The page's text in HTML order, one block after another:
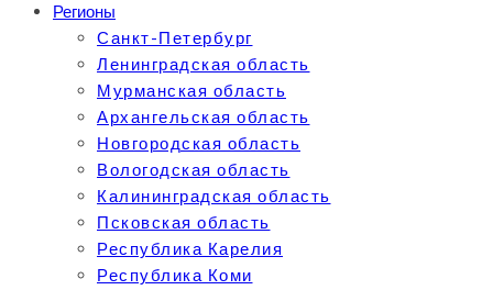
Регионы
Санкт-Петербург
Ленинградская область
Мурманская область
Архангельская область
Новгородская область
Вологодская область
Калининградская область
Псковская область
Республика Карелия
Республика Коми